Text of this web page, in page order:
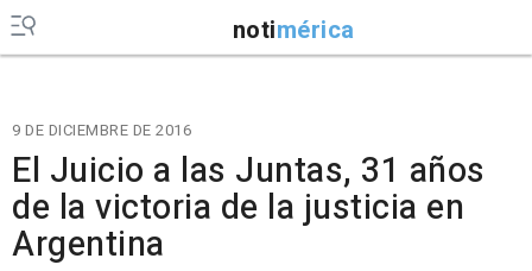
notimérica
9 DE DICIEMBRE DE 2016
El Juicio a las Juntas, 31 años
de la victoria de la justicia en
Argentina